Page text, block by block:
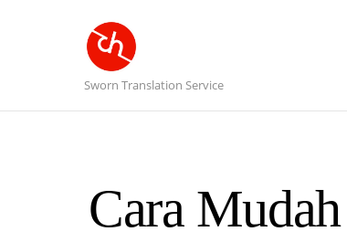
Sworn Translation Service
Cara